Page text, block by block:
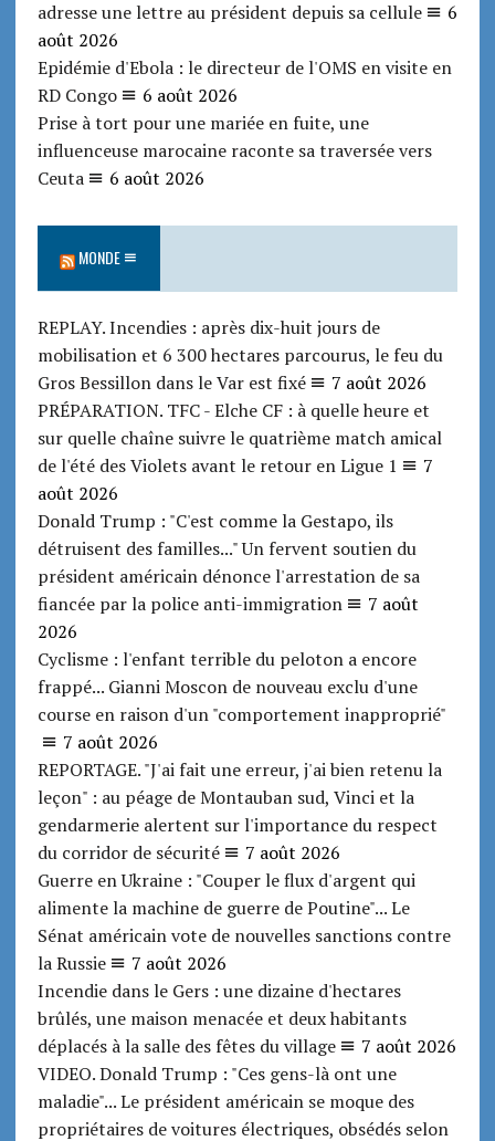
adresse une lettre au président depuis sa cellule
6
août 2026
Epidémie d'Ebola : le directeur de l'OMS en visite en
RD Congo
6 août 2026
Prise à tort pour une mariée en fuite, une
influenceuse marocaine raconte sa traversée vers
Ceuta
6 août 2026
MONDE
REPLAY. Incendies : après dix-huit jours de
mobilisation et 6 300 hectares parcourus, le feu du
Gros Bessillon dans le Var est fixé
7 août 2026
PRÉPARATION. TFC - Elche CF : à quelle heure et
sur quelle chaîne suivre le quatrième match amical
de l'été des Violets avant le retour en Ligue 1
7
août 2026
Donald Trump : "C'est comme la Gestapo, ils
détruisent des familles..." Un fervent soutien du
président américain dénonce l'arrestation de sa
fiancée par la police anti-immigration
7 août
2026
Cyclisme : l'enfant terrible du peloton a encore
frappé... Gianni Moscon de nouveau exclu d'une
course en raison d'un "comportement inapproprié"
7 août 2026
REPORTAGE. "J'ai fait une erreur, j'ai bien retenu la
leçon" : au péage de Montauban sud, Vinci et la
gendarmerie alertent sur l'importance du respect
du corridor de sécurité
7 août 2026
Guerre en Ukraine : "Couper le flux d'argent qui
alimente la machine de guerre de Poutine"... Le
Sénat américain vote de nouvelles sanctions contre
la Russie
7 août 2026
Incendie dans le Gers : une dizaine d'hectares
brûlés, une maison menacée et deux habitants
déplacés à la salle des fêtes du village
7 août 2026
VIDEO. Donald Trump : "Ces gens-là ont une
maladie"... Le président américain se moque des
propriétaires de voitures électriques, obsédés selon